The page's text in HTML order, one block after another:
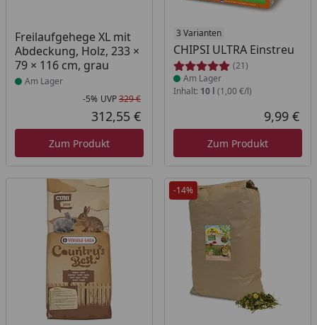
Freilaufgehege XL mit
Abdeckung, Holz, 233 ×
79 × 116 cm, grau
Produkt am Lager
Am Lager
Rabatt in Prozent
-5%
Ursprünglicher Preis
UVP329 €
Aktueller Preis
312,55 €
Zum Produkt
3 Varianten
CHIPSI ULTRA Einstreu
(21)
Produkt am Lager
Am Lager
Inhalt: 10 l (1,00 €/l)
9,99 €
Zum Produkt
-14%